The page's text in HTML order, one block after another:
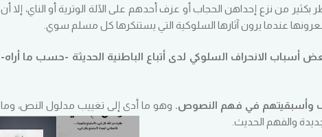
بكثير من نزع إحداهن الحجاب أو عزف أحدهم على الآلة الوترية أو الناي، إلا أن
عندما يرون آثارها السلوكية التي يستنكرها كل مسلم سوي.
أسباب الانحراف السلوكي لدى أتباع الباطنية الحديثة -حسب ما أراه-
وهو ما أدى إلى تغييب مدلول النص، وما
والفهم الحديث.